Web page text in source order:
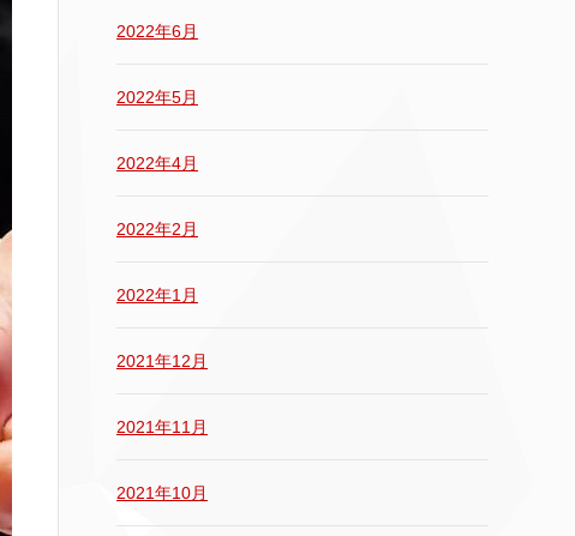
2022年6月
2022年5月
2022年4月
2022年2月
2022年1月
2021年12月
2021年11月
2021年10月